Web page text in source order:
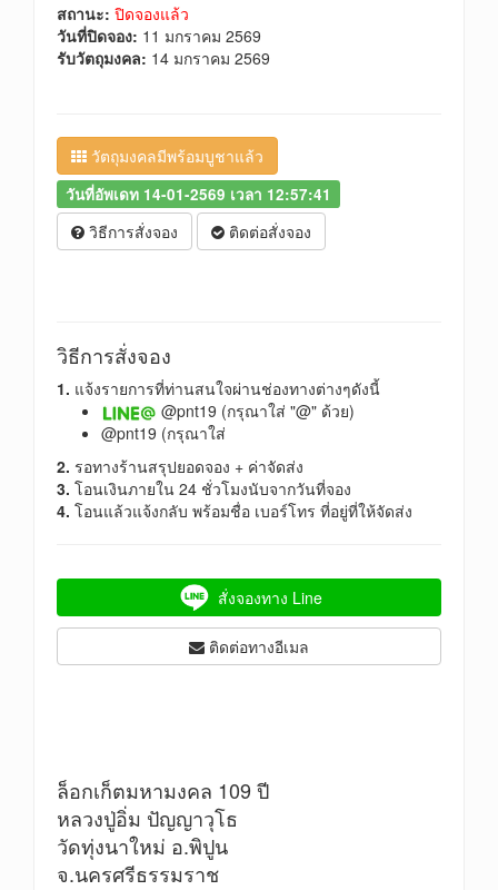
สถานะ: ปิดจองแล้ว
วันที่ปิดจอง: 11 มกราคม 2569
รับวัตถุมงคล: 14 มกราคม 2569
วัตถุมงคลมีพร้อมบูชาแล้ว
วันที่อัพเดท 14-01-2569 เวลา 12:57:41
วิธีการสั่งจอง ติดต่อสั่งจอง
วิธีการสั่งจอง
1. แจ้งรายการที่ท่านสนใจผ่านช่องทางต่างๆดังนี้
@pnt19 (กรุณาใส่ "@" ด้วย)
@pnt19 (กรุณาใส่
2. รอทางร้านสรุปยอดจอง + ค่าจัดส่ง
3. โอนเงินภายใน 24 ชั่วโมงนับจากวันที่จอง
4. โอนแล้วแจ้งกลับ พร้อมชื่อ เบอร์โทร ที่อยู่ที่ให้จัดส่ง
สั่งจองทาง Line
ติดต่อทางอีเมล
ล็อกเก็ตมหามงคล 109 ปี
หลวงปู่อิ่ม ปัญญาวุโธ
วัดทุ่งนาใหม่ อ.พิปูน
จ.นครศรีธรรมราช